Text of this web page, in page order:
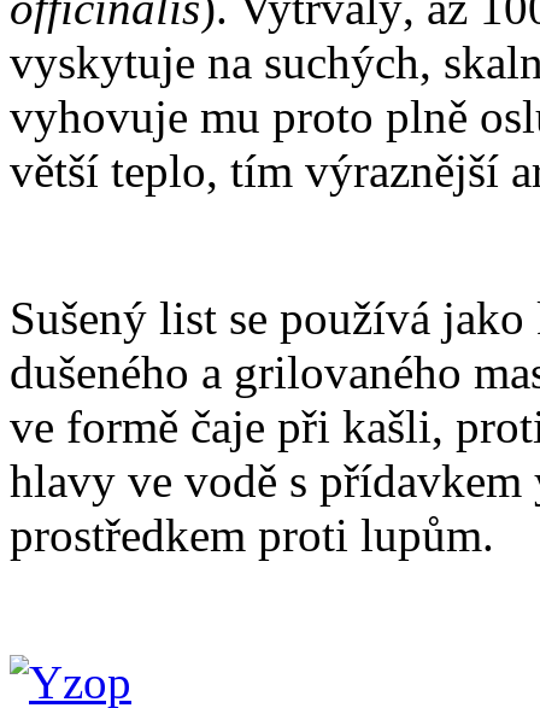
vyskytuje na suchých,
vyhovuje mu proto plně
větší teplo, tím výraznější
Sušený list se používá
dušeného a grilovaného
ve formě čaje při kašli,
hlavy ve vodě s
prostředkem proti lupům.